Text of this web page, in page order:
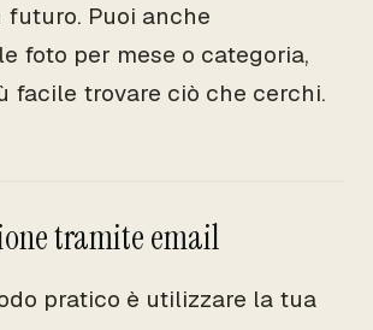
Puoi anche
foto per mese o categoria,
facile trovare ciò che cerchi.
tramite email
pratico è utilizzare la tua